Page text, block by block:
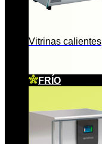
Vitrinas calientes
FRÍO